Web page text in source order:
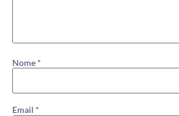
Nome *
Email *